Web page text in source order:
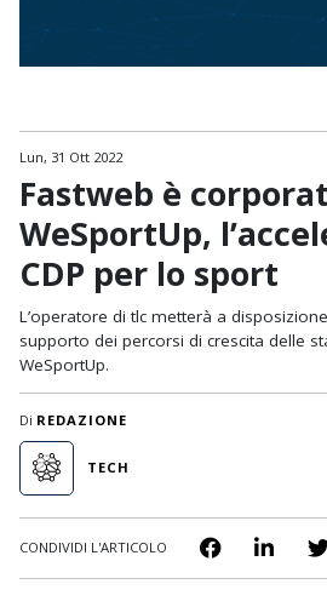
Lun, 31 Ott 2022
Fastweb è
WeSportUp,
CDP per lo sport
L’operatore di tlc metterà a
supporto dei percorsi di crescita delle
WeSportUp.
Di REDAZIONE
TECH
CONDIVIDI L'ARTICOLO